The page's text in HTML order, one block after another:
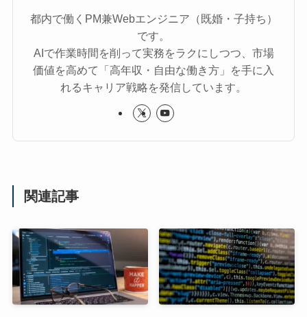
都内で働くPM兼Webエンジニア（既婚・子持ち）
です。
AIで作業時間を削って実務をラクにしつつ、市場
価値を高めて「高年収・自由な働き方」を手に入
れるキャリア戦略を発信しています。
関連記事